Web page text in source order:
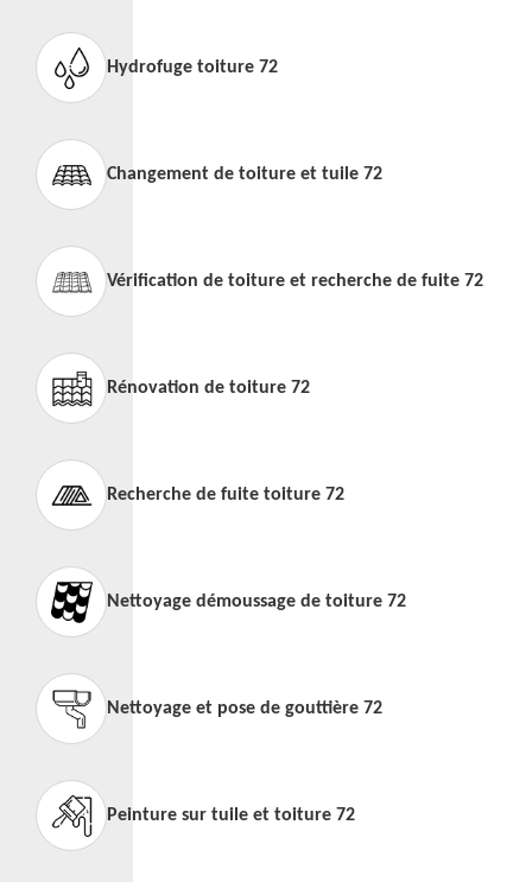
Hydrofuge toiture 72
Changement de toiture et tuile 72
Vérification de toiture et recherche de fuite 72
Rénovation de toiture 72
Recherche de fuite toiture 72
Nettoyage démoussage de toiture 72
Nettoyage et pose de gouttière 72
Peinture sur tuile et toiture 72